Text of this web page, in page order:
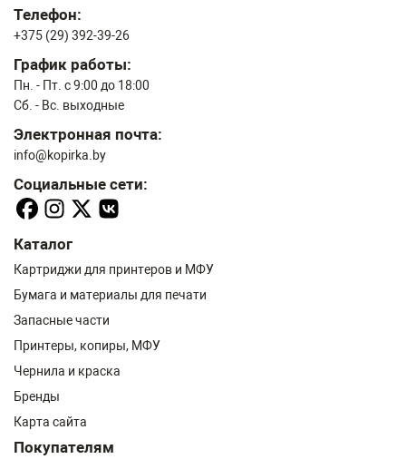
Телефон:
+375 (29) 392-39-26
График работы:
Пн. - Пт. с 9:00 до 18:00
Сб. - Вс. выходные
Электронная почта:
info@kopirka.by
Социальные сети:
Каталог
Картриджи для принтеров и МФУ
Бумага и материалы для печати
Запасные части
Принтеры, копиры, МФУ
Чернила и краска
Бренды
Карта сайта
Покупателям